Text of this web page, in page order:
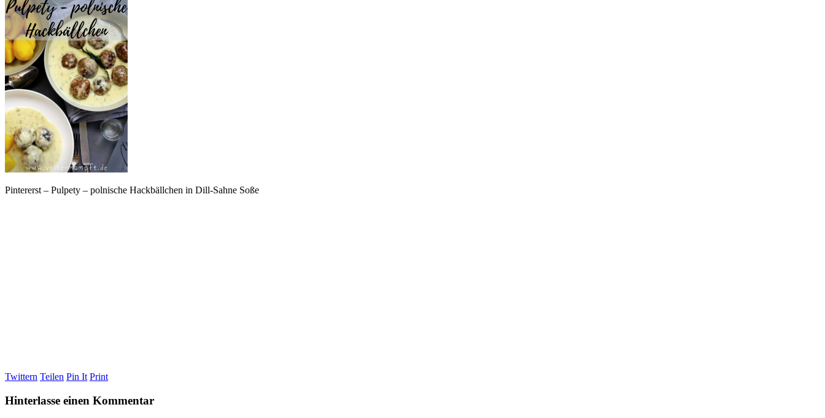
Pintererst – Pulpety – polnische Hackbällchen in Dill-Sahne Soße
Twittern Teilen Pin It Print
Hinterlasse einen Kommentar